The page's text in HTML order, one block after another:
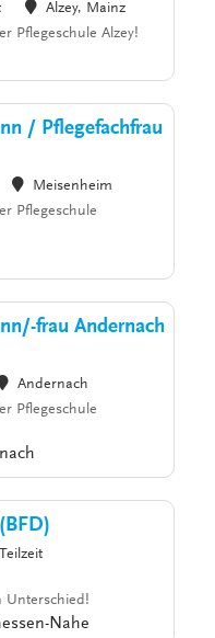
Alzey, Mainz
Pflegeschule Alzey!
/ Pflegefachfrau
Meisenheim
Pflegeschule
frau Andernach
Andernach
Pflegeschule
Unterschied!
Nahe